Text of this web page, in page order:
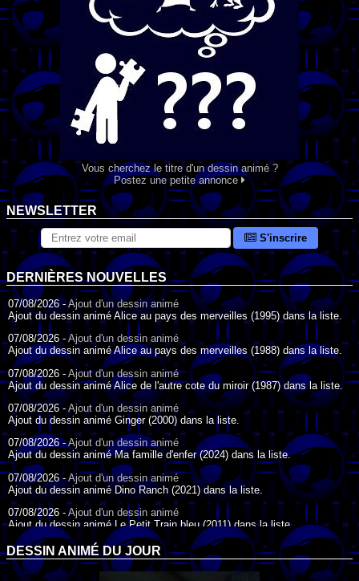
Vous cherchez le titre d'un dessin animé ?
Postez une petite annonce
NEWSLETTER
S'inscrire
DERNIÈRES NOUVELLES
07/08/2026 -Ajout d'un dessin animé
Ajout du dessin animé Alice au pays des merveilles (1995) dans la liste.
07/08/2026 -Ajout d'un dessin animé
Ajout du dessin animé Alice au pays des merveilles (1988) dans la liste.
07/08/2026 - Ajout d'un dessin animé
Ajout du dessin animé Alice de l'autre cote du miroir (1987) dans la liste.
07/08/2026 -Ajout d'un dessin animé
Ajout du dessin animé Ginger (2000) dans la liste.
07/08/2026 -Ajout d'un dessin animé
Ajout du dessin animé Ma famille d'enfer (2024) dans la liste.
07/08/2026 - Ajout d'un dessin animé
Ajout du dessin animé Dino Ranch (2021) dans la liste.
07/08/2026 - Ajout d'un dessin animé
Ajout du dessin animé Le Petit Train bleu (2011) dans la liste.
07/08/2026 - Ajout d'un dessin animé
Ajout du dessin animé Agent Spécial Oso (2009) dans la liste.
DESSIN ANIMÉ DU JOUR